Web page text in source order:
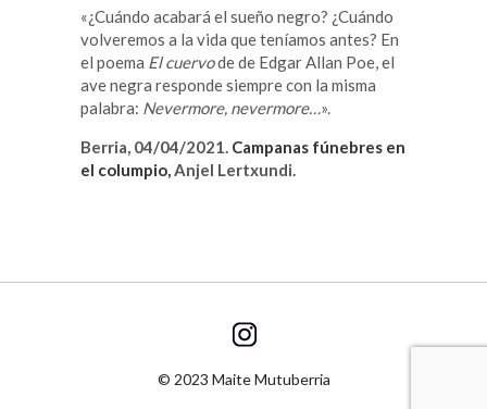
«¿Cuándo acabará el sueño negro? ¿Cuándo
volveremos a la vida que teníamos antes? En
el poema El cuervode de Edgar Allan Poe, el
ave negra responde siempre con la misma
palabra: Nevermore, nevermore…».
Berria, 04/04/2021. Campanas fúnebres en
el columpio,Anjel Lertxundi.
© 2023 Maite Mutuberria